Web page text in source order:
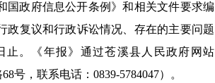
国政府信息公开条例》和相关文件要求编
政复议和行政诉讼情况、存在的主要问题
止。《年报》通过苍溪县人民政府网站
号，联系电话：0839-5784047）。